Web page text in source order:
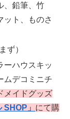
、鉛筆、竹
ット、ものさ
ず）
ーハウスキッ
ムデコミニチ
メイドグッズ
SHOP」 にて購